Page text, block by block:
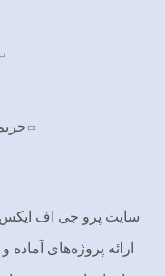
ارائه پروژه‌های